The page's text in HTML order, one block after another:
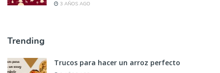
3 AÑOS AGO
Trending
Trucos para hacer un arroz perfecto